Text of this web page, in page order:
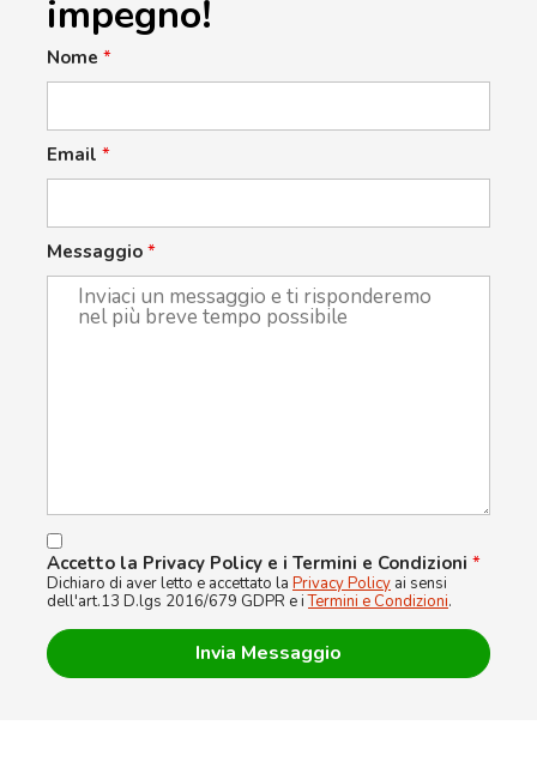
impegno!
Nome *
Email *
Messaggio *
Accetto la Privacy Policy e i Termini e Condizioni *
Dichiaro di aver letto e accettato la Privacy Policy ai sensi
dell'art.13 D.lgs 2016/679 GDPR e iTermini e Condizioni.